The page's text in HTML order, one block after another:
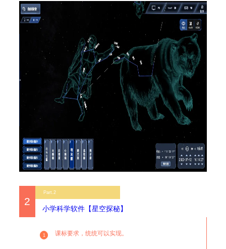
2
Part.2
小学科学软件【星空探秘】
1 课标要求，统统可以实现。